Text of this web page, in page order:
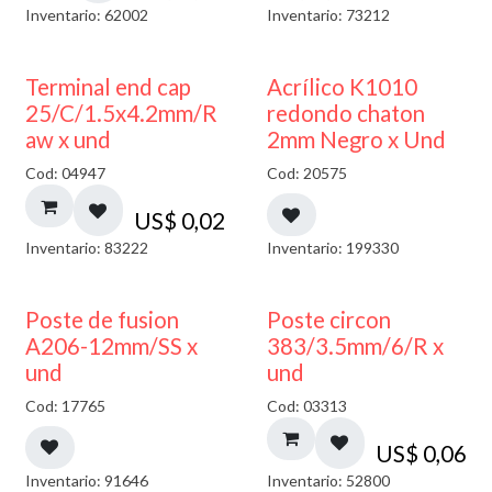
Inventario: 62002 Inventario: 73212
Terminal end cap
25/C/1.5x4.2mm/R
aw x und
Cod: 04947
US$ 0,02
Inventario: 83222
50% DESCUENTO
Acrílico K1010
redondo chaton
2mm Negro x Und
Cod: 20575
Inventario: 199330
Poste de fusion
A206-12mm/SS x
und
Cod: 17765
Inventario: 91646
Poste circon
383/3.5mm/6/R x
und
Cod: 03313
US$ 0,06
Inventario: 52800